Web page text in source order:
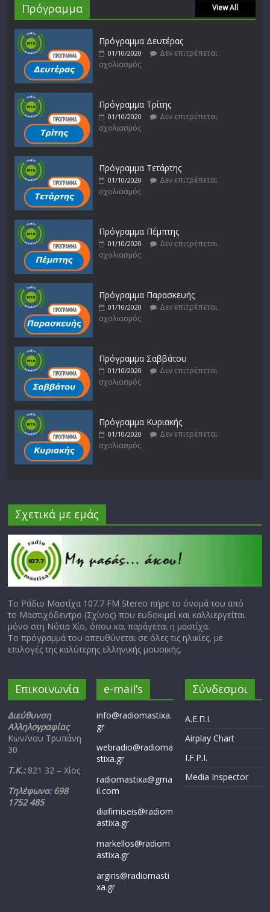
Πρόγραμμα View All
Πρόγραμμα Δευτέρας
01/10/2020
Δεν επιτρέπεται
σχολιασμός
Πρόγραμμα Τρίτης
01/10/2020
Δεν επιτρέπεται
σχολιασμός
Πρόγραμμα Τετάρτης
01/10/2020
Δεν επιτρέπεται
σχολιασμός
Πρόγραμμα Πέμπτης
01/10/2020
Δεν επιτρέπεται
σχολιασμός
Πρόγραμμα Παρασκευής
01/10/2020
Δεν επιτρέπεται
σχολιασμός
Πρόγραμμα Σαββάτου
01/10/2020
Δεν επιτρέπεται
σχολιασμός
Πρόγραμμα Κυριακής
01/10/2020
Δεν επιτρέπεται
σχολιασμός
Σχετικά με εμάς
Το Ράδιο Μαστίχα 107.7 FM Stereo πήρε το όνομά του από
το Μαστιχόδεντρο (Σχίνος) που ευδοκιμεί και καλλιεργείται
μόνο στη Νότια Χίο, όπου και παράγεται η μαστίχα.
Το πρόγραμμά του απευθύνεται σε όλες τις ηλικίες, με
επιλογές της καλύτερης ελληνικής μουσικής.
Επικοινωνία
Διεύθυνση
Αλληλογραφίας
Κων/νου Τρυπάνη
30
Τ.Κ.: 821 32 – Χίος
Τηλέφωνο: 698
1752 485
e-mail’s
info@radiomastixa.
gr
webradio@radioma
stixa.gr
radiomastixa@gma
il.com
diafimiseis@radiom
astixa.gr
markellos@radiom
astixa.gr
argiris@radiomasti
xa.gr
Σύνδεσμοι
Α.Ε.Π.Ι.
Airplay Chart
I.F.P.I.
Media Inspector